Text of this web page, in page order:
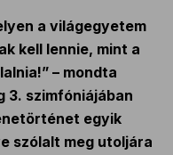
a világegyetem
kell lennie, mint a
– mondta
3. szimfóniájában
egyik
szólalt meg utoljára